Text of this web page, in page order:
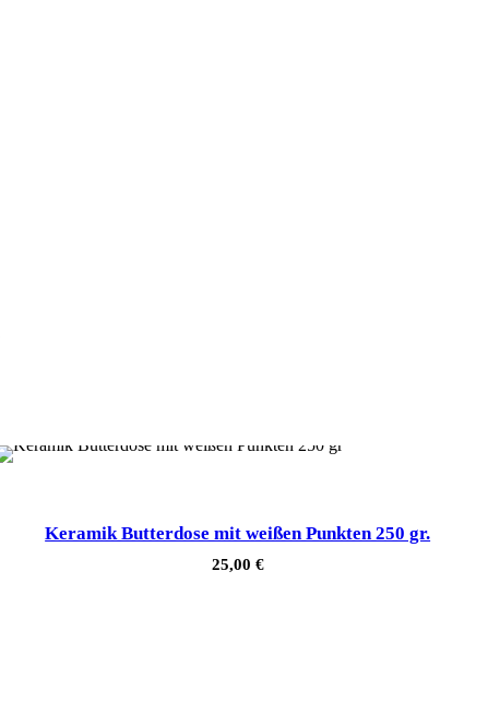
Keramik Butterdose mit weißen Punkten 250 gr.
25,00 €